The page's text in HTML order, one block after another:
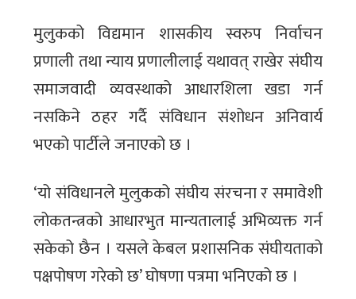
मुलुकको विद्यमान शासकीय स्वरुप निर्वाचन
प्रणाली तथा न्याय प्रणालीलाई यथावत् राखेर संघीय
समाजवादी व्यवस्थाको आधारशिला खडा गर्न
नसकिने ठहर गर्दै संविधान संशोधन अनिवार्य
भएको पार्टीले जनाएको छ ।
‘यो संविधानले मुलुकको संघीय संरचना र समावेशी
लोकतन्त्रको आधारभुत मान्यतालाई अभिव्यक्त गर्न
सकेको छैन । यसले केबल प्रशासनिक संघीयताको
पक्षपोषण गरेको छ’ घोषणा पत्रमा भनिएको छ ।